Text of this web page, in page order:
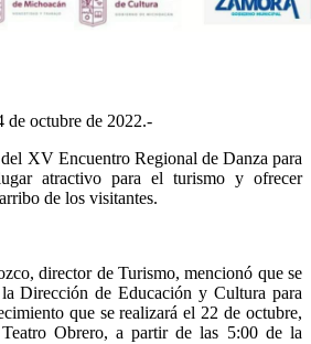
de octubre de 2022.-
XV Encuentro Regional de Danza para
atractivo para el turismo y ofrecer
de los visitantes.
director de Turismo, mencionó que se
Dirección de Educación y Cultura para
que se realizará el 22 de octubre,
Obrero, a partir de las 5:00 de la